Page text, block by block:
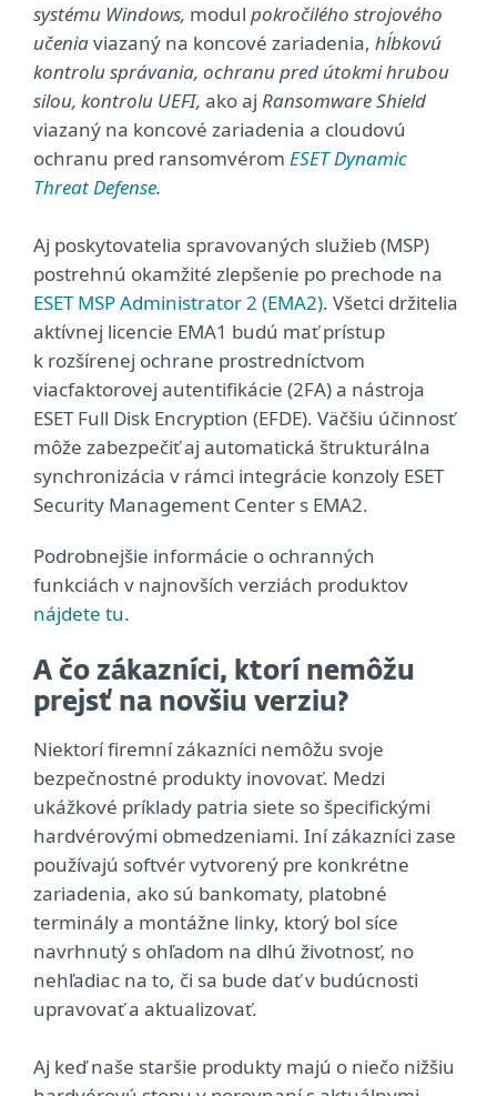
systému Windows, modul pokročilého strojového
učeniaviazaný na koncové zariadenia, hĺbkovú
kontrolu správania, ochranu pred útokmi hrubou
silou, kontrolu UEFI, ako aj Ransomware Shield
viazaný na koncové zariadenia a cloudovú
ochranu pred ransomvérom ESET Dynamic
Threat Defense.
Aj poskytovatelia spravovaných služieb (MSP)
postrehnú okamžité zlepšenie po prechode na
ESET MSP Administrator 2 (EMA2). Všetci držitelia
aktívnej licencie EMA1 budú mať prístup
k rozšírenej ochrane prostredníctvom
viacfaktorovej autentifikácie (2FA) a nástroja
ESET Full Disk Encryption (EFDE). Väčšiu účinnosť
môže zabezpečiť aj automatická štrukturálna
synchronizácia v rámci integrácie konzoly ESET
Security Management Center s EMA2.
Podrobnejšie informácie o ochranných
funkciách v najnovších verziách produktov
nájdete tu.
A čo zákazníci, ktorí nemôžu
prejsť na novšiu verziu?
Niektorí firemní zákazníci nemôžu svoje
bezpečnostné produkty inovovať. Medzi
ukážkové príklady patria siete so špecifickými
hardvérovými obmedzeniami. Iní zákazníci zase
používajú softvér vytvorený pre konkrétne
zariadenia, ako sú bankomaty, platobné
terminály a montážne linky, ktorý bol síce
navrhnutý s ohľadom na dlhú životnosť, no
nehľadiac na to, či sa bude dať v budúcnosti
upravovať a aktualizovať.
Aj keď naše staršie produkty majú o niečo nižšiu